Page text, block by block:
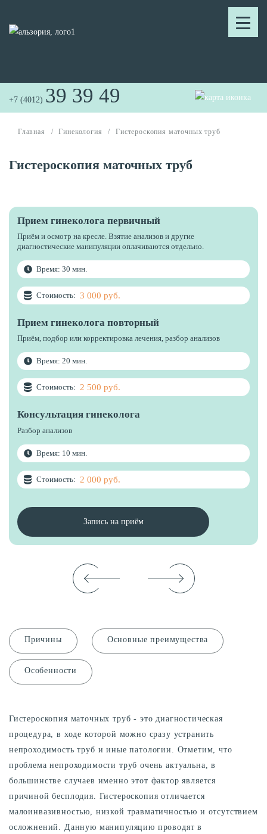
+7 (4012) 39 39 49
Главная / Гинекология / Гистероскопия маточных труб
Гистероскопия маточных труб
Прием гинеколога первичный
Приём и осмотр на кресле. Взятие анализов и другие
диагностические манипуляции оплачиваются отдельно.
Время: 30 мин.
Стоимость: 3 000 руб.
Прием гинеколога повторный
Приём, подбор или корректировка лечения, разбор анализов
Время: 20 мин.
Стоимость: 2 500 руб.
Консультация гинеколога
Разбор анализов
Время: 10 мин.
Стоимость: 2 000 руб.
Запись на приём
Причины Основные преимущества
Особенности
Гистероскопия маточных труб - это диагностическая
процедура, в ходе которой можно сразу устранить
непроходимость труб и иные патологии. Отметим, что
проблема непроходимости труб очень актуальна, в
большинстве случаев именно этот фактор является
причиной бесплодия. Гистероскопия отличается
малоинвазивностью, низкой травматичностью и отсутствием
осложнений. Данную манипуляцию проводят в